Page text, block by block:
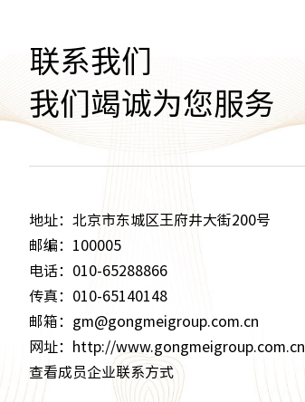
联系我们
我们竭诚为您服务
地址：北京市东城区王府井大街200号
邮编：100005
电话：010-65288866
传真：010-65140148
邮箱：gm@gongmeigroup.com.cn
网址：http://www.gongmeigroup.com.cn
查看成员企业联系方式